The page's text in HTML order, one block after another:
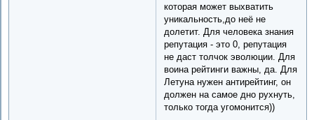
которая может выхватить
уникальность,до неё не
долетит. Для человека знания
репутация - это 0, репутация
не даст толчок эволюции. Для
воина рейтинги важны, да. Для
Летуна нужен антирейтинг, он
должен на самое дно рухнуть,
только тогда угомонится))